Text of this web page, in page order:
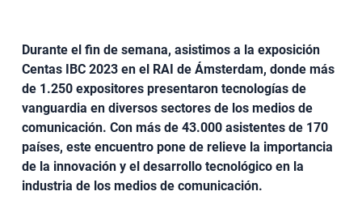
Durante el fin de semana, asistimos a la exposición
Centas IBC 2023 en el RAI de Ámsterdam, donde más
de 1.250 expositores presentaron tecnologías de
vanguardia en diversos sectores de los medios de
comunicación. Con más de 43.000 asistentes de 170
países, este encuentro pone de relieve la importancia
de la innovación y el desarrollo tecnológico en la
industria de los medios de comunicación.